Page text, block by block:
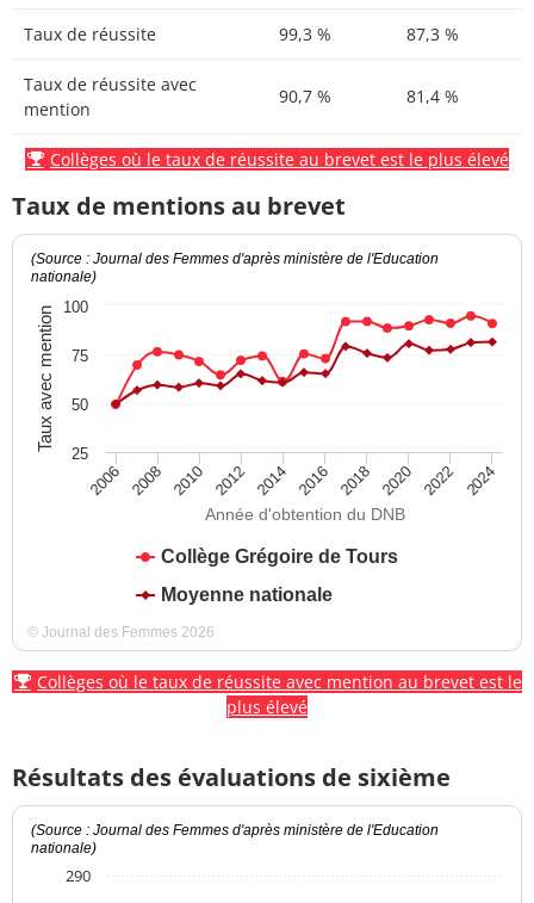
Taux de réussite 99,3 % 87,3 %
Taux de réussite avec
mention
90,7 % 81,4 %
Collèges où le taux de réussite au brevet est le plus élevé
Taux de mentions au brevet
Année d'obtention du DNB
Taux avec mention
(Source : Journal des Femmes d'après ministère de l'Education
nationale)
Collège Grégoire de Tours
Moyenne nationale
2006 2008 2010 2012 2014 2016 2018 2020 2022 2024
25
50
75
100
© Journal des Femmes 2026
Collèges où le taux de réussite avec mention au brevet est le
plus élevé
Résultats des évaluations de sixième
(Source : Journal des Femmes d'après ministère de l'Education
nationale)
290